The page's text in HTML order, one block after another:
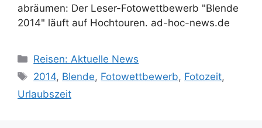
abräumen: Der Leser-Fotowettbewerb "Blende
2014" läuft auf Hochtouren. ad-hoc-news.de
Kategorien
Reisen: Aktuelle News
Schlagwörter
2014, Blende, Fotowettbewerb, Fotozeit,
Urlaubszeit